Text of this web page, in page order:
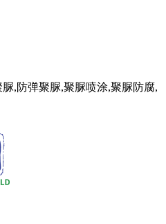
,防弹聚脲,聚脲喷涂,聚脲防腐,